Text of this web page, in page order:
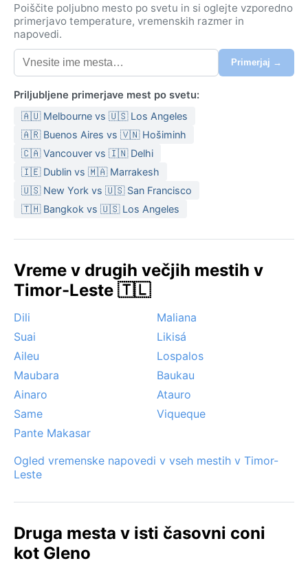
Poiščite poljubno mesto po svetu in si oglejte vzporedno
primerjavo temperature, vremenskih razmer in
napovedi.
Primerjaj →
Priljubljene primerjave mest po svetu:
🇦🇺 Melbourne vs 🇺🇸 Los Angeles
🇦🇷 Buenos Aires vs 🇻🇳 Hošiminh
🇨🇦 Vancouver vs 🇮🇳 Delhi
🇮🇪 Dublin vs 🇲🇦 Marrakesh
🇺🇸 New York vs 🇺🇸 San Francisco
🇹🇭 Bangkok vs 🇺🇸 Los Angeles
Vreme v drugih večjih mestih v
Timor-Leste 🇹🇱
Dili
Maliana
Suai
Likisá
Aileu
Lospalos
Maubara
Baukau
Ainaro
Atauro
Same
Viqueque
Pante Makasar
Ogled vremenske napovedi v vseh mestih v Timor-
Leste
Druga mesta v isti časovni coni
kot Gleno